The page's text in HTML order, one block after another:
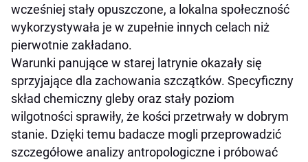
wcześniej stały opuszczone, a lokalna społeczność
wykorzystywała je w zupełnie innych celach niż
pierwotnie zakładano.
Warunki panujące w starej latrynie okazały się
sprzyjające dla zachowania szczątków. Specyficzny
skład chemiczny gleby oraz stały poziom
wilgotności sprawiły, że kości przetrwały w dobrym
stanie. Dzięki temu badacze mogli przeprowadzić
szczegółowe analizy antropologiczne i próbować